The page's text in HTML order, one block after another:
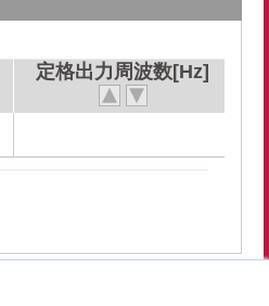
定格出力周波数[Hz]